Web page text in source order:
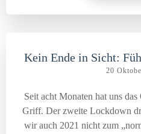
Kein Ende in Sicht:
20
Seit acht Monaten hat uns
Griff. Der zweite Lockdown
wir auch 2021 nicht zum